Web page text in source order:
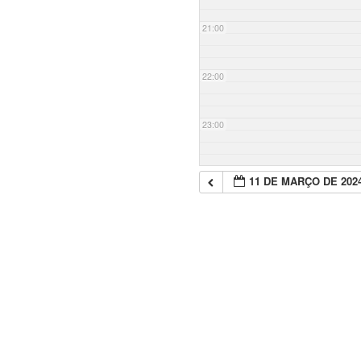
21:00
22:00
23:00
11 DE MARÇO DE